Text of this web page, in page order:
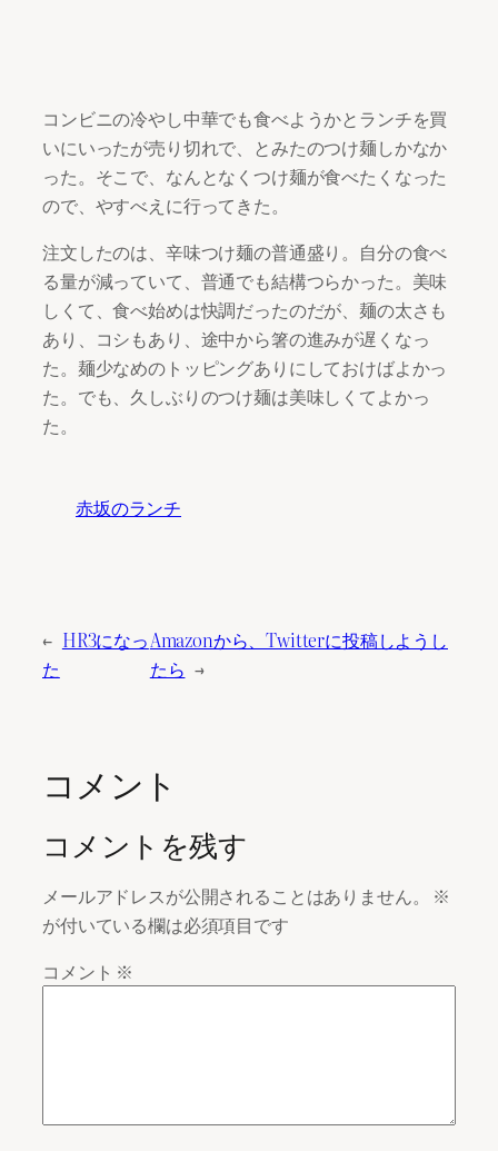
コンビニの冷やし中華でも食べようかとランチを買
いにいったが売り切れで、とみたのつけ麺しかなか
った。そこで、なんとなくつけ麺が食べたくなった
ので、やすべえに行ってきた。
注文したのは、辛味つけ麺の普通盛り。自分の食べ
る量が減っていて、普通でも結構つらかった。美味
しくて、食べ始めは快調だったのだが、麺の太さも
あり、コシもあり、途中から箸の進みが遅くなっ
た。麺少なめのトッピングありにしておけばよかっ
た。でも、久しぶりのつけ麺は美味しくてよかっ
た。
赤坂のランチ
← HR3になっ
た
Amazonから、Twitterに投稿しようし
たら →
コメント
コメントを残す
メールアドレスが公開されることはありません。
※
が付いている欄は必須項目です
コメント ※